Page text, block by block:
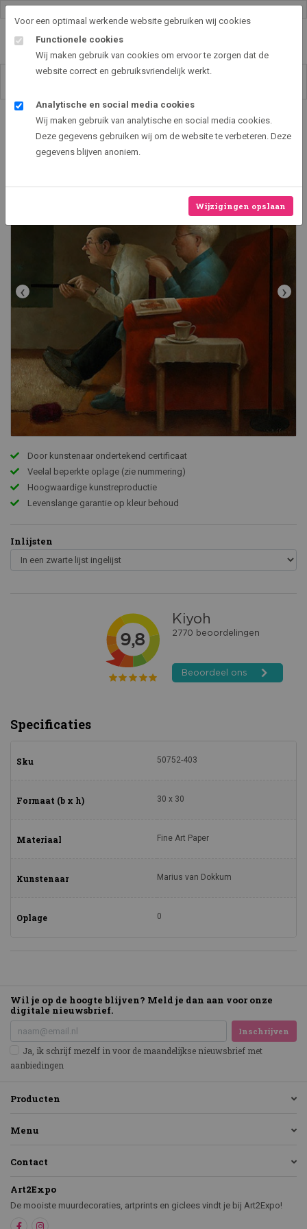
Voor een optimaal werkende website gebruiken wij cookies
Functionele cookies
Wij maken gebruik van cookies om ervoor te zorgen dat de
website correct en gebruiksvriendelijk werkt.
Analytische en social media cookies
Wij maken gebruik van analytische en social media cookies.
Deze gegevens gebruiken wij om de website te verbeteren. Deze
gegevens blijven anoniem.
Wijzigingen opslaan
Art2EXPO GallerySHOP - de leukste kunst cadeau ideeën
Het Achtuurjournaal
‹ ›
Door kunstenaar ondertekend certificaat
Veelal beperkte oplage (zie nummering)
Hoogwaardige kunstreproductie
Levenslange garantie op kleur behoud
Inlijsten
Specificaties
Sku 50752-403
Formaat (b x h) 30 x 30
Materiaal Fine Art Paper
Kunstenaar Marius van Dokkum
Oplage 0
Wil je op de hoogte blijven? Meld je dan aan voor onze
digitale nieuwsbrief.
Inschrijven
Ja, ik schrijf mezelf in voor de maandelijkse nieuwsbrief met
aanbiedingen
Producten
Menu
Contact
Art2Expo
De mooiste muurdecoraties, artprints en giclees vindt je bij Art2Expo!